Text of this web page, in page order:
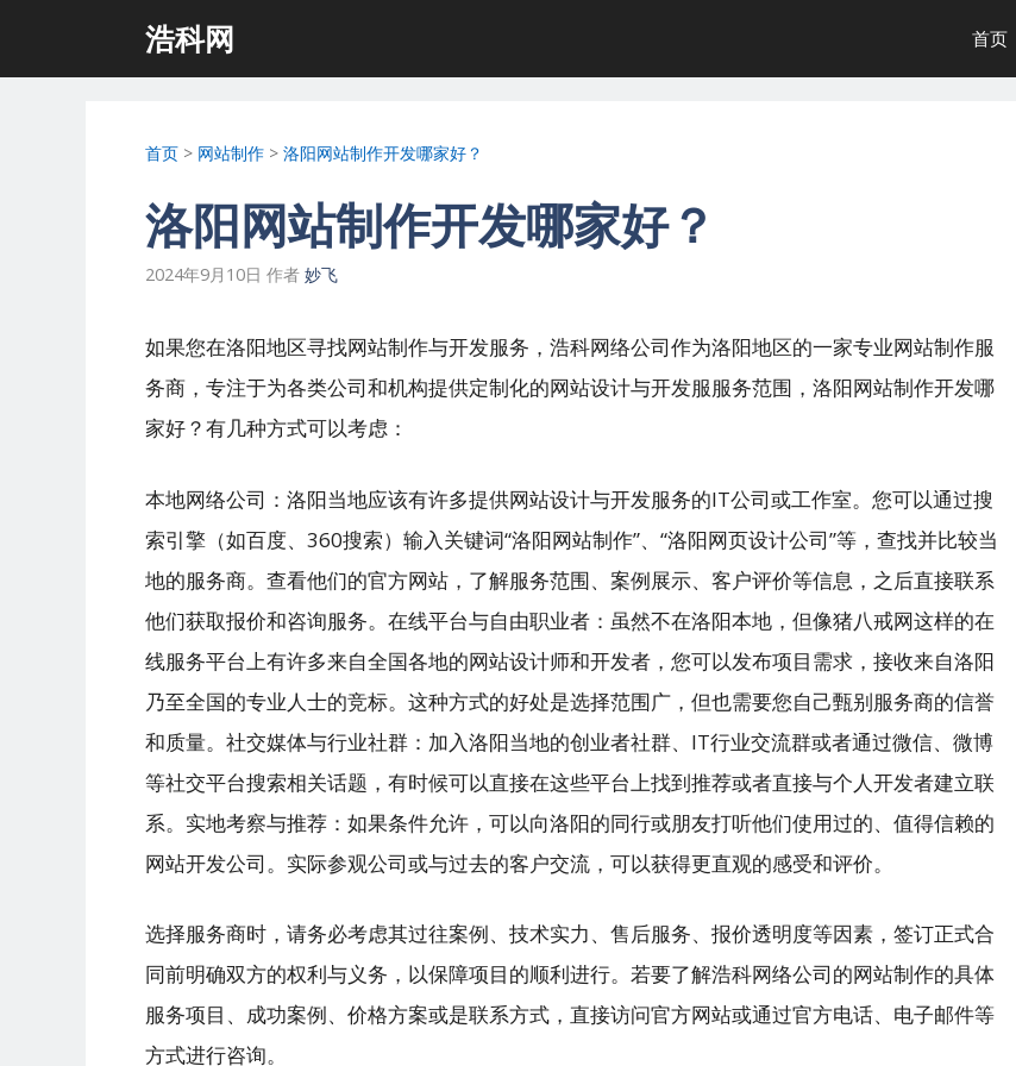
浩科网 首页
首页 > 网站制作 > 洛阳网站制作开发哪家好？
洛阳网站制作开发哪家好？
2024年9月10日 作者 妙飞
如果您在洛阳地区寻找网站制作与开发服务，浩科网络公司作为洛阳地区的一家专业网站制作服
务商，专注于为各类公司和机构提供定制化的网站设计与开发服服务范围，洛阳网站制作开发哪
家好？有几种方式可以考虑：
本地网络公司：洛阳当地应该有许多提供网站设计与开发服务的IT公司或工作室。您可以通过搜
索引擎（如百度、360搜索）输入关键词“洛阳网站制作”、“洛阳网页设计公司”等，查找并比较当
地的服务商。查看他们的官方网站，了解服务范围、案例展示、客户评价等信息，之后直接联系
他们获取报价和咨询服务。在线平台与自由职业者：虽然不在洛阳本地，但像猪八戒网这样的在
线服务平台上有许多来自全国各地的网站设计师和开发者，您可以发布项目需求，接收来自洛阳
乃至全国的专业人士的竞标。这种方式的好处是选择范围广，但也需要您自己甄别服务商的信誉
和质量。社交媒体与行业社群：加入洛阳当地的创业者社群、IT行业交流群或者通过微信、微博
等社交平台搜索相关话题，有时候可以直接在这些平台上找到推荐或者直接与个人开发者建立联
系。实地考察与推荐：如果条件允许，可以向洛阳的同行或朋友打听他们使用过的、值得信赖的
网站开发公司。实际参观公司或与过去的客户交流，可以获得更直观的感受和评价。
选择服务商时，请务必考虑其过往案例、技术实力、售后服务、报价透明度等因素，签订正式合
同前明确双方的权利与义务，以保障项目的顺利进行。若要了解浩科网络公司的网站制作的具体
服务项目、成功案例、价格方案或是联系方式，直接访问官方网站或通过官方电话、电子邮件等
方式进行咨询。